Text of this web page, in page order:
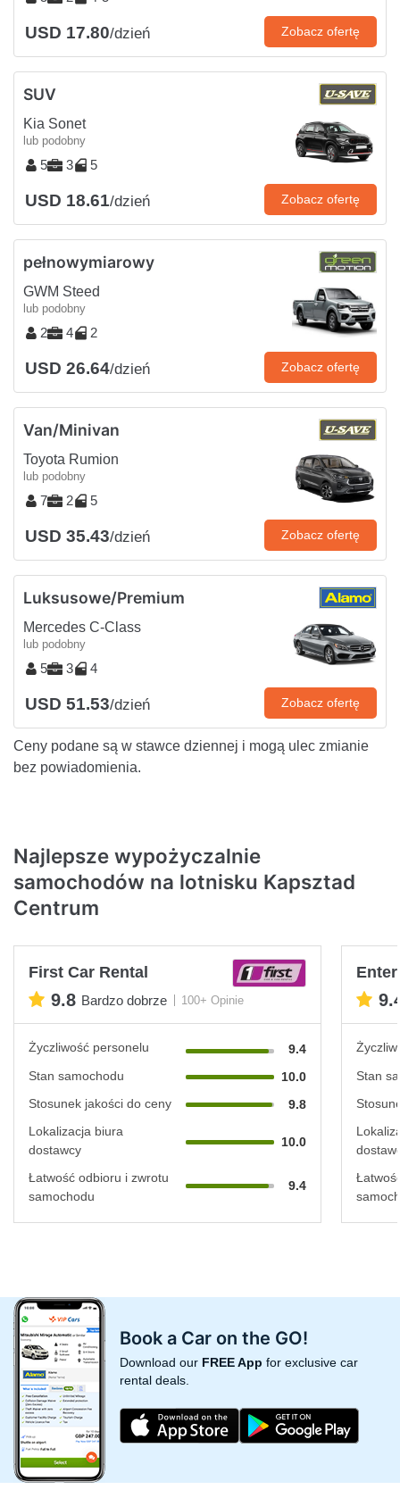
USD 17.80/dzień Zobacz ofertę
SUV
Kia Sonet
lub podobny
5 3 5
USD 18.61/dzień Zobacz ofertę
pełnowymiarowy
GWM Steed
lub podobny
2 4 2
USD 26.64/dzień Zobacz ofertę
Van/Minivan
Toyota Rumion
lub podobny
7 2 5
USD 35.43/dzień Zobacz ofertę
Luksusowe/Premium
Mercedes C-Class
lub podobny
5 3 4
USD 51.53/dzień Zobacz ofertę
Ceny podane są w stawce dziennej i mogą ulec zmianie
bez powiadomienia.
Najlepsze wypożyczalnie
samochodów na lotnisku Kapsztad
Centrum
First Car Rental
9.8 Bardzo dobrze 100+ Opinie
Życzliwość personelu
9.4
Stan samochodu
10.0
Stosunek jakości do ceny
9.8
Lokalizacja biura
dostawcy
10.0
Łatwość odbioru i zwrotu
samochodu
9.4
Stan
Book a Car on the GO!
Download our FREE App for exclusive car
rental deals.